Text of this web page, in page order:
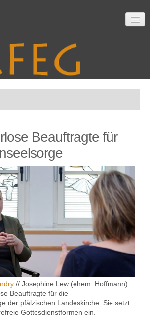
Beauftragte für
// Josephine Lew (ehem. Hoffmann)
Beauftragte für die
der pfälzischen Landeskirche. Sie setzt
Gottesdienstformen ein.